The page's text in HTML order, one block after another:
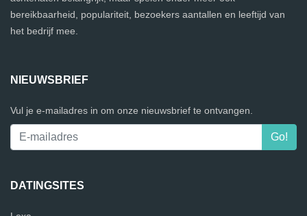
bereikbaarheid, populariteit, bezoekers aantallen en leeftijd van
het bedrijf mee.
NIEUWSBRIEF
Vul je e-mailadres in om onze nieuwsbrief te ontvangen.
DATINGSITES